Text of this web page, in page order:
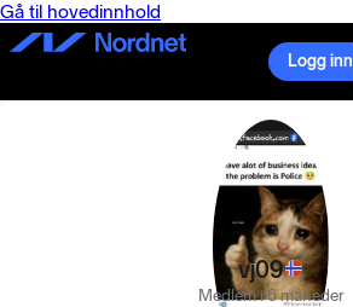
Gå til hovedinnhold
Logg inn
vj09
Medlem i 6 måneder